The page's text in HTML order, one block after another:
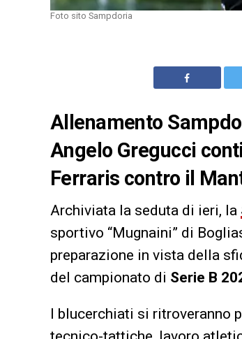
Foto sito Sampdoria
Allenamento
Angelo Gregucci
Ferraris contro il
Archiviata la seduta di ieri, la
sportivo “Mugnaini” di
preparazione in vista della
del campionato di Serie B
I blucerchiati si ritroveranno